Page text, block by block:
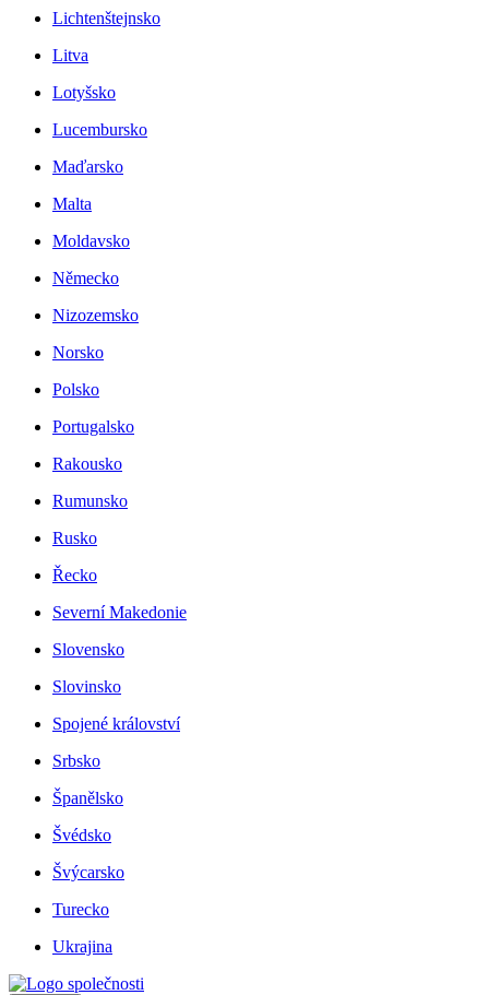
Lichtenštejnsko
Litva
Lotyšsko
Lucembursko
Maďarsko
Malta
Moldavsko
Německo
Nizozemsko
Norsko
Polsko
Portugalsko
Rakousko
Rumunsko
Rusko
Řecko
Severní Makedonie
Slovensko
Slovinsko
Spojené království
Srbsko
Španělsko
Švédsko
Švýcarsko
Turecko
Ukrajina